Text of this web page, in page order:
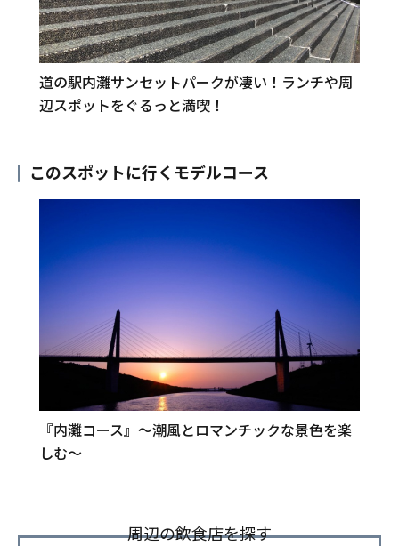
道の駅内灘サンセットパークが凄い！ランチや周
辺スポットをぐるっと満喫！
このスポットに行くモデルコース
『内灘コース』～潮風とロマンチックな景色を楽
しむ～
周辺の飲食店を探す